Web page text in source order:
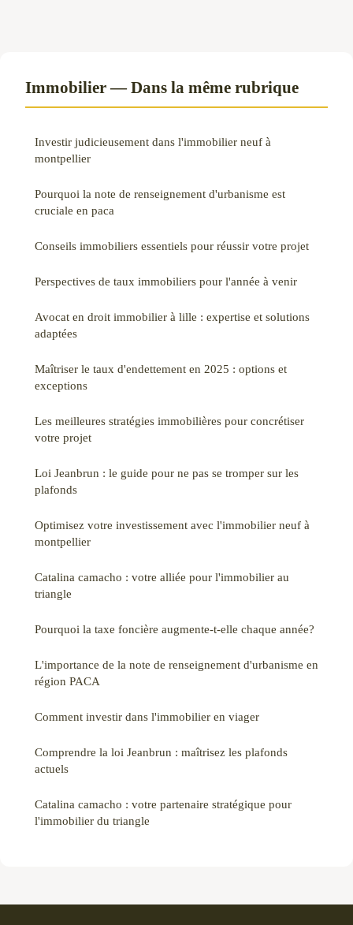
Immobilier — Dans la même rubrique
Investir judicieusement dans l'immobilier neuf à
montpellier
Pourquoi la note de renseignement d'urbanisme est
cruciale en paca
Conseils immobiliers essentiels pour réussir votre projet
Perspectives de taux immobiliers pour l'année à venir
Avocat en droit immobilier à lille : expertise et solutions
adaptées
Maîtriser le taux d'endettement en 2025 : options et
exceptions
Les meilleures stratégies immobilières pour concrétiser
votre projet
Loi Jeanbrun : le guide pour ne pas se tromper sur les
plafonds
Optimisez votre investissement avec l'immobilier neuf à
montpellier
Catalina camacho : votre alliée pour l'immobilier au
triangle
Pourquoi la taxe foncière augmente-t-elle chaque année?
L'importance de la note de renseignement d'urbanisme en
région PACA
Comment investir dans l'immobilier en viager
Comprendre la loi Jeanbrun : maîtrisez les plafonds
actuels
Catalina camacho : votre partenaire stratégique pour
l'immobilier du triangle